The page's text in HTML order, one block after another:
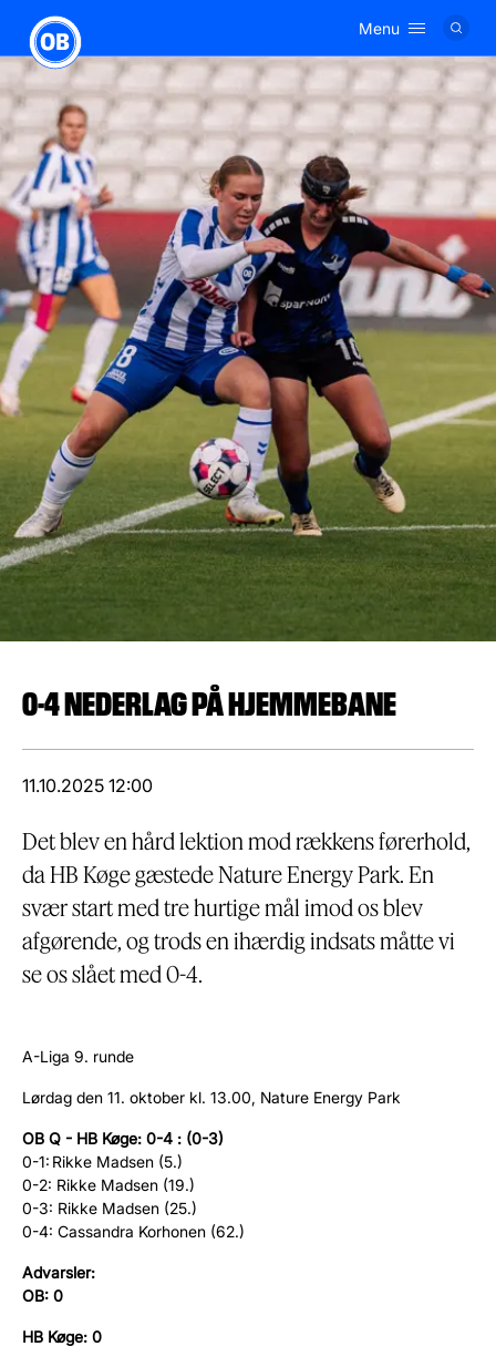
Logo
Menu
0-4 NEDERLAG PÅ HJEMMEBANE
11.10.2025 12:00
Det blev en hård lektion mod rækkens førerhold,
da HB Køge gæstede Nature Energy Park. En
svær start med tre hurtige mål imod os blev
afgørende, og trods en ihærdig indsats måtte vi
se os slået med 0-4.
A-Liga 9. runde
Lørdag den 11. oktober kl. 13.00, Nature Energy Park
OB Q - HB Køge: 0-4 : (0-3)
0-1: Rikke Madsen (5.)
0-2: Rikke Madsen (19.)
0-3: Rikke Madsen (25.)
0-4: Cassandra Korhonen (62.)
Advarsler:
OB: 0
HB Køge: 0